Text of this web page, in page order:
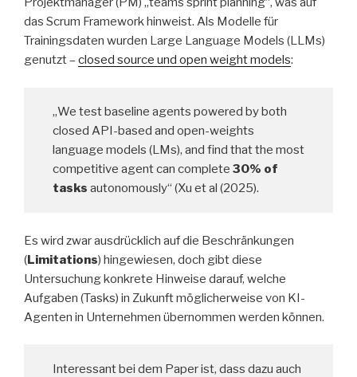
das Scrum Framework hinweist. Als Modelle für
Trainingsdaten wurden Large Language Models (LLMs)
genutzt – closed source und open weight models:
„We test baseline agents powered by both
closed API-based and open-weights
language models (LMs), and find that the most
competitive agent can complete 30% of
tasks autonomously“ (Xu et al (2025).
Es wird zwar ausdrücklich auf die Beschränkungen
(Limitations) hingewiesen, doch gibt diese
Untersuchung konkrete Hinweise darauf, welche
Aufgaben (Tasks) in Zukunft möglicherweise von KI-
Agenten in Unternehmen übernommen werden können.
Interessant bei dem Paper ist, dass dazu auch